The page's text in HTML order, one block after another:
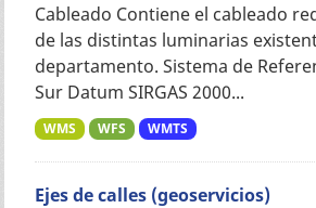
Cableado Contiene el cableado
de las distintas luminarias
departamento. Sistema de
Sur Datum SIRGAS 2000...
WMS WFS WMTS
Ejes de calles (geoservicios)